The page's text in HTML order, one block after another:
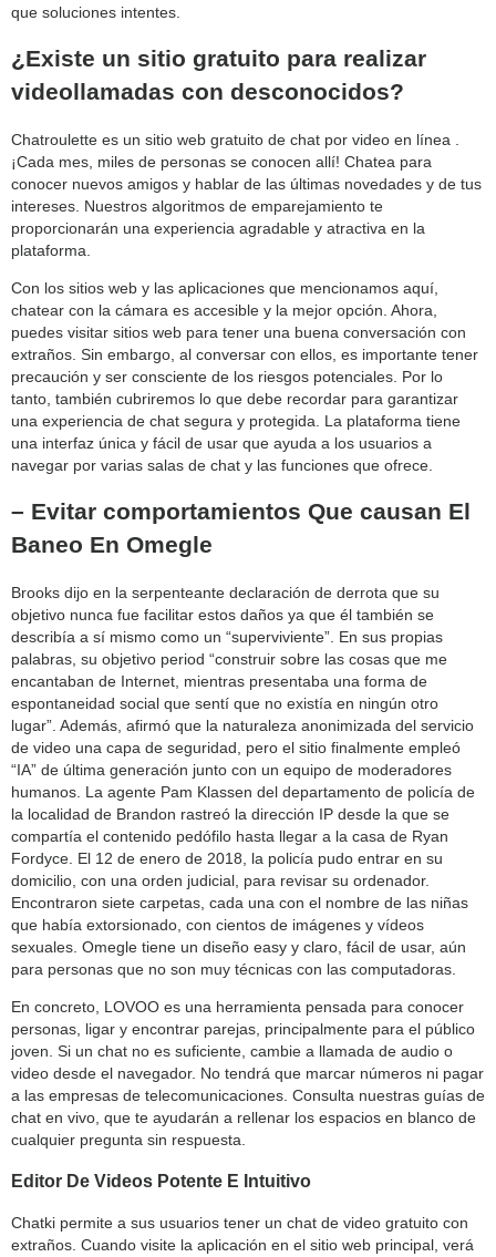
que soluciones intentes.
¿Existe un sitio gratuito para realizar
videollamadas con desconocidos?
Chatroulette es un sitio web gratuito de chat por video en línea .
¡Cada mes, miles de personas se conocen allí! Chatea para
conocer nuevos amigos y hablar de las últimas novedades y de tus
intereses. Nuestros algoritmos de emparejamiento te
proporcionarán una experiencia agradable y atractiva en la
plataforma.
Con los sitios web y las aplicaciones que mencionamos aquí,
chatear con la cámara es accesible y la mejor opción. Ahora,
puedes visitar sitios web para tener una buena conversación con
extraños. Sin embargo, al conversar con ellos, es importante tener
precaución y ser consciente de los riesgos potenciales. Por lo
tanto, también cubriremos lo que debe recordar para garantizar
una experiencia de chat segura y protegida. La plataforma tiene
una interfaz única y fácil de usar que ayuda a los usuarios a
navegar por varias salas de chat y las funciones que ofrece.
– Evitar ⁢comportamientos Que ‌causan El
Baneo En Omegle
Brooks dijo en la serpenteante declaración de derrota que su
objetivo nunca fue facilitar estos daños ya que él también se
describía a sí mismo como un “superviviente”. En sus propias
palabras, su objetivo period “construir sobre las cosas que me
encantaban de Internet, mientras presentaba una forma de
espontaneidad social que sentí que no existía en ningún otro
lugar”. Además, afirmó que la naturaleza anonimizada del servicio
de video una capa de seguridad, pero el sitio finalmente empleó
“IA” de última generación junto con un equipo de moderadores
humanos. La agente Pam Klassen del departamento de policía de
la localidad de Brandon rastreó la dirección IP desde la que se
compartía el contenido pedófilo hasta llegar a la casa de Ryan
Fordyce. El 12 de enero de 2018, la policía pudo entrar en su
domicilio, con una orden judicial, para revisar su ordenador.
Encontraron siete carpetas, cada una con el nombre de las niñas
que había extorsionado, con cientos de imágenes y vídeos
sexuales. Omegle tiene un diseño easy y claro, fácil de usar, aún
para personas que no son muy técnicas con las computadoras.
En concreto, LOVOO es una herramienta pensada para conocer
personas, ligar y encontrar parejas, principalmente para el público
joven. Si un chat no es suficiente, cambie a llamada de audio o
video desde el navegador. No tendrá que marcar números ni pagar
a las empresas de telecomunicaciones. Consulta nuestras guías de
chat en vivo, que te ayudarán a rellenar los espacios en blanco de
cualquier pregunta sin respuesta.
Editor De Videos Potente E Intuitivo
Chatki permite a sus usuarios tener un chat de video gratuito con
extraños. Cuando visite la aplicación en el sitio web principal, verá